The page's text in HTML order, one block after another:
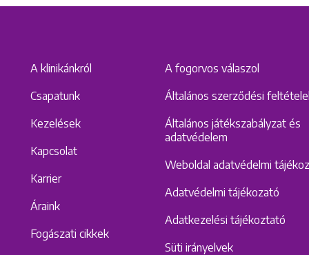
A klinikánkról
Csapatunk
Kezelések
Kapcsolat
Karrier
Áraink
Fogászati cikkek
A fogorvos válaszol
Általános szerződési
Általános játékszabályzat és
adatvédelem
Weboldal adatvédelmi
Adatvédelmi tájékozató
Adatkezelési tájékoztató
Süti irányelvek